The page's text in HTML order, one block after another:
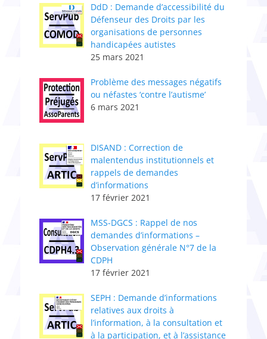
DdD : Demande d’accessibilité du
Défenseur des Droits par les
organisations de personnes
handicapées autistes
25 mars 2021
Problème des messages négatifs
ou néfastes ‘contre l’autisme’
6 mars 2021
DISAND : Correction de
malentendus institutionnels et
rappels de demandes
d’informations
17 février 2021
MSS-DGCS : Rappel de nos
demandes d’informations –
Observation générale N°7 de la
CDPH
17 février 2021
SEPH : Demande d’informations
relatives aux droits à
l’information, à la consultation et
à la participation, et à l’assistance